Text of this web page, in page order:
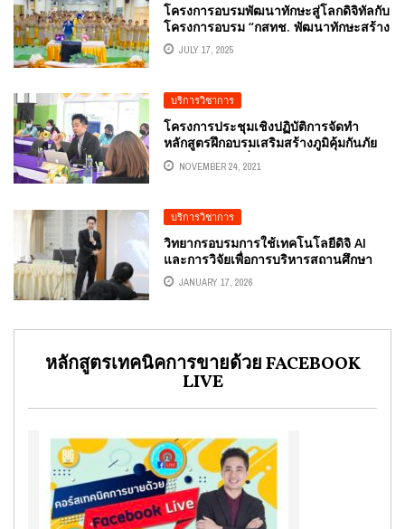
โครงการอบรมพัฒนาทักษะสู่โลกดิจิทัลกับ
โครงการอบรม “กสทช. พัฒนาทักษะสร้าง
ความรู้ด้าน AI นวัตกรรมการศึกษาสำหรับ
ครูดิจิทัล” โดยวิทยากรผู้ทรงคุณวุฒิด้าน
สุขสีดา
JULY 17, 2025
บริการวิชาการ
โครงการประชุมเชิงปฏิบัติการจัดทำ
หลักสูตรฝึกอบรมเสริมสร้างภูมิคุ้มกันภัย
ทางสังคม และสื่อลามกอนาจาร
สำนักงานคณะกรรมการการชีวศึกษา
การสื่อสารการตลาดดิจิทัล
NOVEMBER 24, 2021
บริการวิชาการ
วิทยากรอบรมการใช้เทคโนโลยีดิจิ AI
และการวิจัยเพื่อการบริหารสถานศึกษา
เสริมแกร่งผู้นำอาชีวะยุคใหม่ ด้วย
เทคโนโลยีดิจิทัลและกระบวนการวิจัย
JANUARY 17, 2026
หลักสูตรเทคนิคการขายด้วย FACEBOOK
LIVE